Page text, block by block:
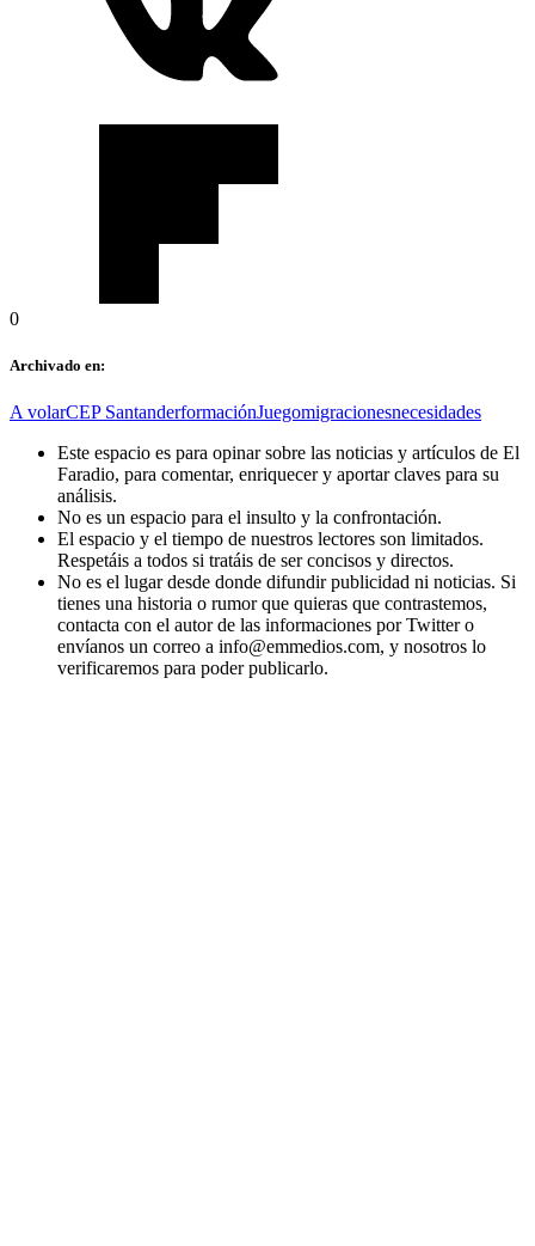
0
Archivado en:
A volarCEP SantanderformaciónJuegomigracionesnecesidades
Este espacio es para opinar sobre las noticias y artículos de El
Faradio, para comentar, enriquecer y aportar claves para su
análisis.
No es un espacio para el insulto y la confrontación.
El espacio y el tiempo de nuestros lectores son limitados.
Respetáis a todos si tratáis de ser concisos y directos.
No es el lugar desde donde difundir publicidad ni noticias. Si
tienes una historia o rumor que quieras que contrastemos,
contacta con el autor de las informaciones por Twitter o
envíanos un correo a info@emmedios.com, y nosotros lo
verificaremos para poder publicarlo.